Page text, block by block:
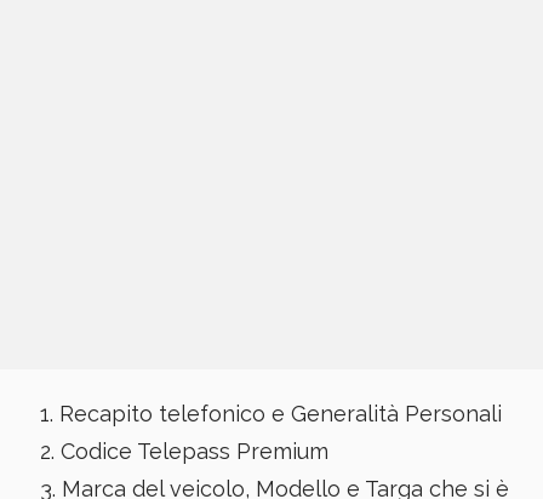
Recapito telefonico e Generalità Personali
Codice Telepass Premium
Marca del veicolo, Modello e Targa che si è